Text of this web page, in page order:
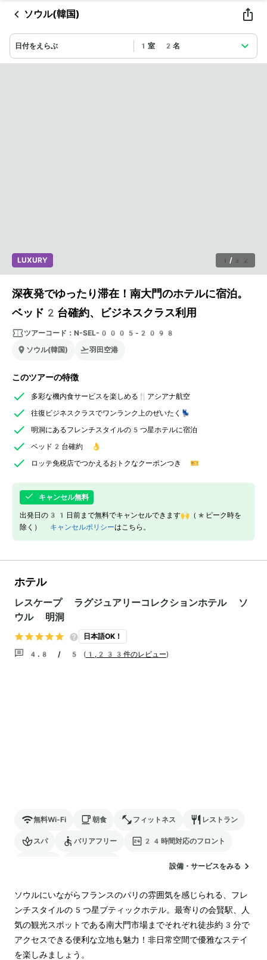
ソウル(韓国)
日付をえらぶ 1室 2名
1 / 32
LUXURY
深夜発でゆったり滞在！南大門のホテルに宿泊。
ベッド2台確約、ビジネスクラス利用
ツアーコード： N-SEL-0005-2098
ソウル(韓国)
羽田空港
このツアーの特徴
多彩な機内食サービスを楽しめる🍴アシアナ航空
往復ビジネスクラスでワンランク上のぜいたく💺
明洞にあるフレンチスタイルの5つ星ホテルに宿泊
ベッド2台確約 👌
ロッテ免税店でつかえるおトクなクーポンつき 🎫
キャンセル無料
出発日の31日前まで無料でキャンセルできます🙌（*ピーク時を
除く） キャンセルポリシーはこちら。
ホテル
レスケープ ラグジュアリーコレクションホテル ソ
ウル 明洞
日本語OK！
4.8 / 5 ( 1,233件のレビュー)
無料Wi-Fi 朝食 フィットネス レストラン
スパ バリアフリー 24時間対応のフロント
設備・サービスをみる
ソウルにいながらフランスのパリの雰囲気を感じられる、フレ
ンチスタイルの5つ星ブティックホテル。最寄りの会賢駅、人
気の観光スポットである南大門市場までそれぞれ徒歩約3分で
アクセスできる便利な立地も魅力！非日常空間で優雅なステイ
を楽しみましょう。